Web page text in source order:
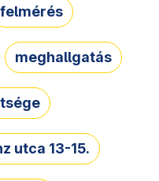
felmérés
meghallgatás
utca 13-15.